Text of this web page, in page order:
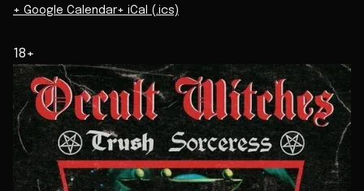
+ Google Calendar+ iCal (.ics)
18+